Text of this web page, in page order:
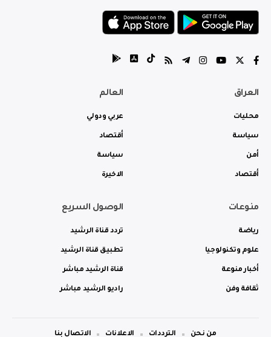
العراق
محليات
سياسة
أمن
أقتصاد
العالم
عربي ودولي
أقتصاد
سياسة
الاخيرة
منوعات
رياضة
علوم وتكنولوجيا
أخبار منوعة
ثقافة وفن
الوصول السريع
تردد قناة الرشيد
تطبيق قناة الرشيد
قناة الرشيد مباشر
راديو الرشيد مباشر
من نحن الترددات الاعلانات الاتصال بنا